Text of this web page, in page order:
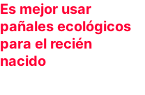
Es mejor usar
pañales ecológicos
para el recién
nacido